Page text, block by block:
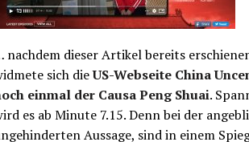
nachdem dieser Artikel bereits
sich dieUS-Webseite China
einmal der Causa Peng Shuai.
es ab Minute 7.15. Denn bei der
Aussage, sind in einem